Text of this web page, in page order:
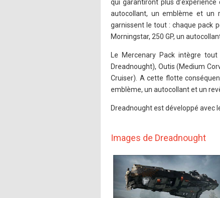
qui garantiront plus
autocollant, un emblème et un
garnissent le tout : chaque pack
Morningstar, 250 GP, un
Le Mercenary Pack intègre
Dreadnought), Outis (Medium
Cruiser). A cette flotte
emblème, un autocollant et un
Dreadnought est développé avec
Images de Dreadnought